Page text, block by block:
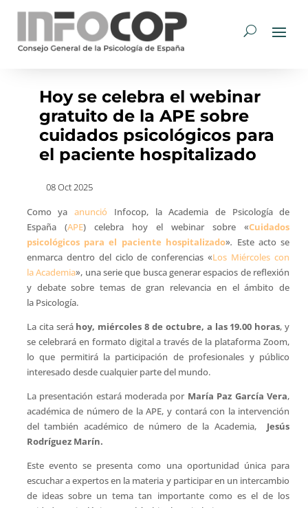
Hoy se celebra el webinar
gratuito de la APE sobre
cuidados psicológicos para
el paciente hospitalizado
08 Oct 2025
Como yaanunció Infocop, la Academia de Psicología de
España (APE) celebra hoy el webinar sobre «Cuidados
psicológicos para el paciente hospitalizado». Este acto se
enmarca dentro del ciclo de conferencias «Los Miércoles con
la Academia», una serie que busca generar espacios de reflexión
y debate sobre temas de gran relevancia en el ámbito de
la Psicología.
La cita será hoy, miércoles 8 de octubre, a las 19.00 horas, y
se celebrará en formato digital a través de la plataforma Zoom,
lo que permitirá la participación de profesionales y público
interesado desde cualquier parte del mundo.
La presentación estará moderada por María Paz García Vera,
académica de número de la APE, y contará con la intervención
del también académico de número de la Academia,
Jesús
Rodríguez Marín.
Este evento se presenta como una oportunidad única para
escuchar a expertos en la materia y participar en un intercambio
de ideas sobre un tema tan importante como es el de los